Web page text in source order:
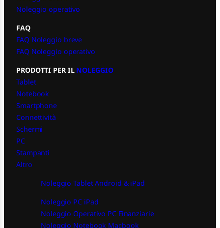
Noleggio operativo
FAQ
FAQ Noleggio breve
FAQ Noleggio operativo
PRODOTTI PER IL NOLEGGIO
Tablet
Notebook
Smartphone
Connettività
Schermi
PC
Stampanti
Altro
Noleggio Tablet Android & iPad
Noleggio PC iPad
Noleggio Operativo PC Finanziarie
Noleggio Notebook Macbook